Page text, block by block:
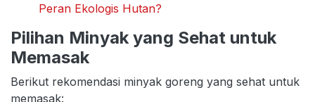
Peran Ekologis Hutan?
Pilihan Minyak yang Sehat untuk
Memasak
Berikut rekomendasi minyak goreng yang sehat untuk
memasak: